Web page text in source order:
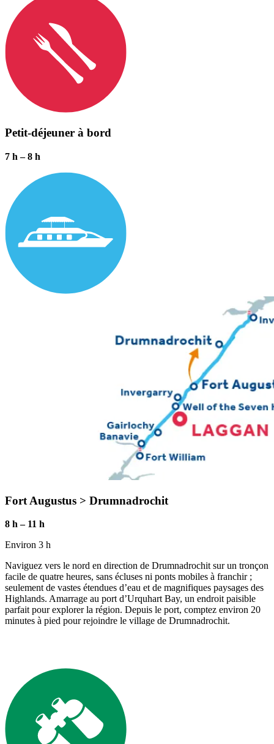
Petit-déjeuner à bord
7 h– 8 h
Fort Augustus > Drumnadrochit
8 h– 11 h
Environ 3 h
Naviguez vers le nord en direction de Drumnadrochit sur un tronçon
facile de quatre heures, sans écluses ni ponts mobiles à franchir ;
seulement de vastes étendues d’eau et de magnifiques paysages des
Highlands. Amarrage au port d’Urquhart Bay, un endroit paisible
parfait pour explorer la région. Depuis le port, comptez environ 20
minutes à pied pour rejoindre le village de Drumnadrochit.